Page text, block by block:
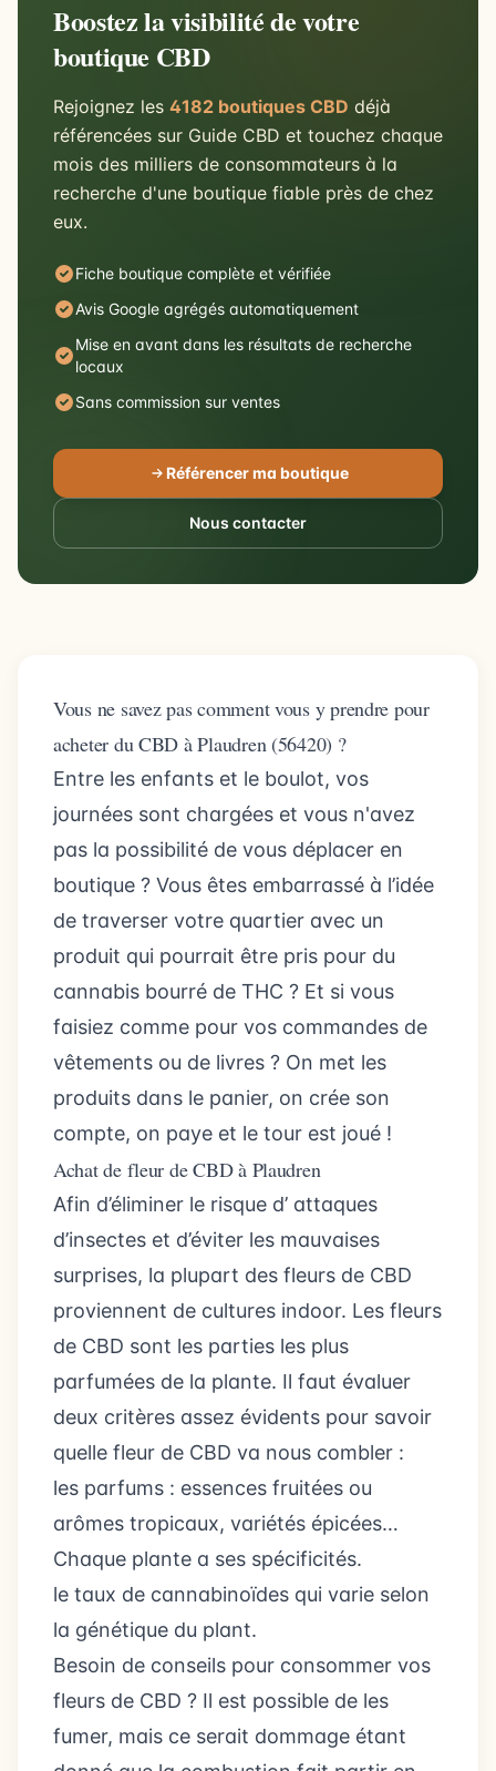
Boostez la visibilité de votre
boutique CBD
Rejoignez les 4182 boutiques CBD déjà
référencées sur Guide CBD et touchez chaque
mois des milliers de consommateurs à la
recherche d'une boutique fiable près de chez
eux.
Fiche boutique complète et vérifiée
Avis Google agrégés automatiquement
Mise en avant dans les résultats de recherche
locaux
Sans commission sur ventes
Référencer ma boutique
Nous contacter
Vous ne savez pas comment vous y prendre pour
acheter du CBD à Plaudren (56420) ?
Entre les enfants et le boulot, vos
journées sont chargées et vous n'avez
pas la possibilité de vous déplacer en
boutique ? Vous êtes embarrassé à l’idée
de traverser votre quartier avec un
produit qui pourrait être pris pour du
cannabis bourré de THC ? Et si vous
faisiez comme pour vos commandes de
vêtements ou de livres ? On met les
produits dans le panier, on crée son
compte, on paye et le tour est joué !
Achat de fleur de CBD à Plaudren
Afin d’éliminer le risque d’ attaques
d’insectes et d’éviter les mauvaises
surprises, la plupart des fleurs de CBD
proviennent de cultures indoor. Les fleurs
de CBD sont les parties les plus
parfumées de la plante. Il faut évaluer
deux critères assez évidents pour savoir
quelle fleur de CBD va nous combler :
les parfums : essences fruitées ou
arômes tropicaux, variétés épicées…
Chaque plante a ses spécificités.
le taux de cannabinoïdes qui varie selon
la génétique du plant.
Besoin de conseils pour consommer vos
fleurs de CBD ? Il est possible de les
fumer, mais ce serait dommage étant